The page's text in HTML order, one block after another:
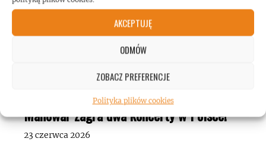
AKCEPTUJĘ
ODMÓW
ZOBACZ PREFERENCJE
Polityka plików cookies
Manowar zagra dwa koncerty w Polsce!
23 czerwca 2026